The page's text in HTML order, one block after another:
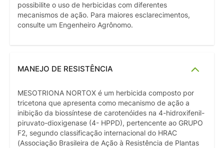
possibilite o uso de herbicidas com diferentes
mecanismos de ação. Para maiores esclarecimentos,
consulte um Engenheiro Agrônomo.
MANEJO DE RESISTÊNCIA
MESOTRIONA NORTOX é um herbicida composto por
tricetona que apresenta como mecanismo de ação a
inibição da biossíntese de carotenóides na 4-hidroxifenil-
piruvato-dioxigenase (4- HPPD), pertencente ao GRUPO
F2, segundo classificação internacional do HRAC
(Associação Brasileira de Ação à Resistência de Plantas